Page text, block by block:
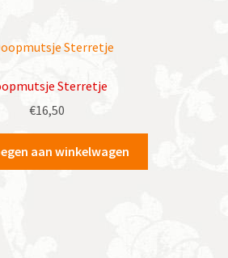
Sterretje
€16,50
aan winkelwagen